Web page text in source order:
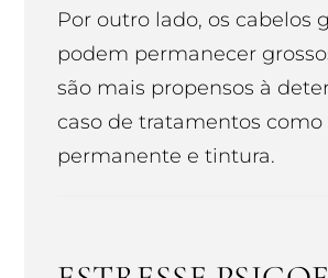
Por outro lado, os cabelos
podem permanecer
são mais propensos à
caso de tratamentos como
permanente e tintura.